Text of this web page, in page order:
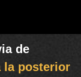
de
la posterior